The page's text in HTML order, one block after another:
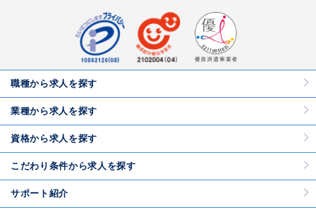
職種から求人を探す
業種から求人を探す
資格から求人を探す
こだわり条件から求人を探す
サポート紹介